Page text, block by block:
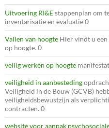
Uitvoering RI&Estappenplan om
inventarisatie en evaluatie 0
Vallen van hoogte Hier vindt u
op hoogte. 0
veilig werken op hoogte
veiligheid in aanbesteding
Veiligheid in de Bouw (GCVB)
veiligheidsbewustzijn als
contracten. 0
website voor aanpak